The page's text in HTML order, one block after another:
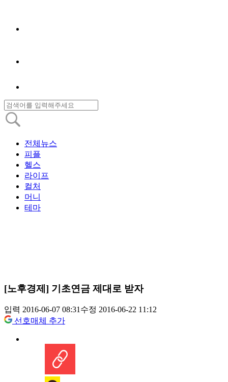
전체뉴스
피플
헬스
라이프
컬처
머니
테마
[노후경제] 기초연금 제대로 받자
입력 2016-06-07 08:31수정 2016-06-22 11:12
선호매체 추가